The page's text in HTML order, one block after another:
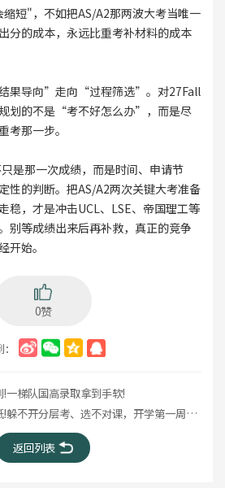
短"，不如把AS/A2那两波大考当唯一
的成本，永远比重考补材料的成本
果导向”走向“过程筛选”。对27Fall
划的不是“考不好怎么办”，而是尽
考那一步。
是那一次成绩，而是时间、申请节
性的判断。把AS/A2两次关键大考准备
稳，才是冲击UCL、LSE、帝国理工等
别等成绩出来后再补救，真正的竞争
开始。
0赞
一梯队国高录取拿到手软!
不开分层考、选不对课，开学第一周就掉队!
返回列表